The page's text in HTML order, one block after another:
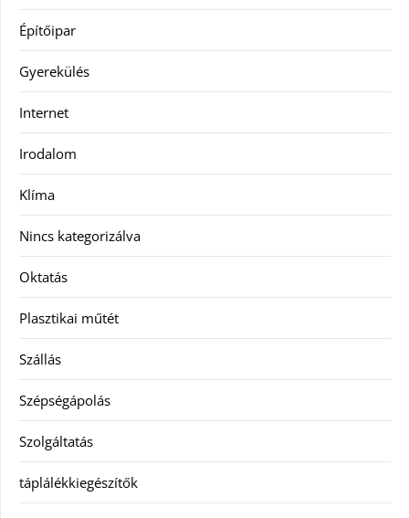
Építőipar
Gyerekülés
Internet
Irodalom
Klíma
Nincs kategorizálva
Oktatás
Plasztikai műtét
Szállás
Szépségápolás
Szolgáltatás
táplálékkiegészítők